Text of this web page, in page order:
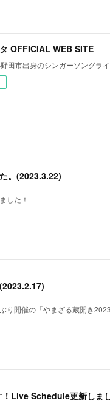
OFFICIAL WEB SITE
田市出身のシンガーソングラ
。(2023.3.22)
した！
り開催の「やまざる蔵開き
！Live Schedule更新しま